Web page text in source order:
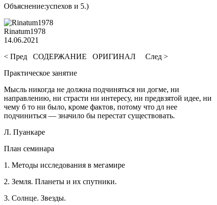
Объяснение:успехов и 5.)
Rinatum1978
14.06.2021
< Пред СОДЕРЖАНИЕ ОРИГИНАЛ След >
Практическое занятие
Мысль никогда не должна подчиняться ни догме, ни
направлению, ни страсти ни интересу, ни предвзятой идее, ни
чему б то ни было, кроме фактов, потому что дл нее
подчиниться — значило бы перестат существовать.
Л. Пуанкаре
План семинара
1. Методы исследования в мегамире
2. Земля. Планеты и их спутники.
3. Солнце. Звезды.